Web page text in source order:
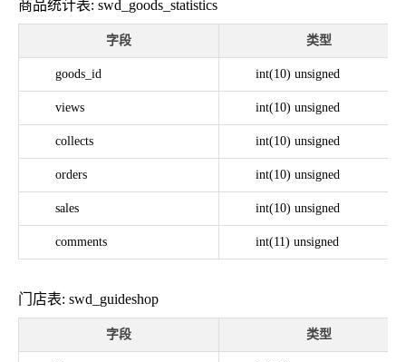
商品统计表: swd_goods_statistics
字段 类型
goods_id int(10) unsigned
views int(10) unsigned
collects int(10) unsigned
orders int(10) unsigned
sales int(10) unsigned
comments int(11) unsigned
门店表: swd_guideshop
字段 类型